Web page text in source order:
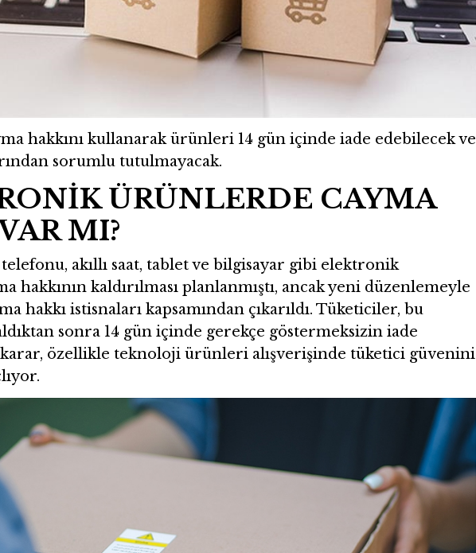
hakkını kullanarak ürünleri 14 gün içinde iade edebilecek ve
sorumlu tutulmayacak.
ÜRÜNLERDE CAYMA
MI?
akıllı saat, tablet ve bilgisayar gibi elektronik
hakkının kaldırılması planlanmıştı, ancak yeni düzenlemeyle
hakkı istisnaları kapsamından çıkarıldı. Tüketiciler, bu
sonra 14 gün içinde gerekçe göstermeksizin iade
özellikle teknoloji ürünleri alışverişinde tüketici güvenini